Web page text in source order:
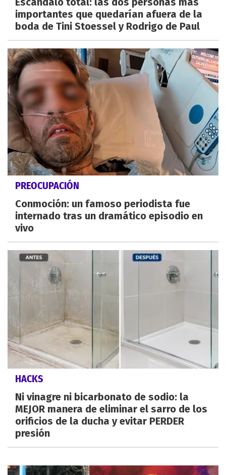
importantes que quedarían afuera de la
boda de Tini Stoessel y Rodrigo de Paul
PREOCUPACIÓN
Conmoción: un famoso periodista fue
internado tras un dramático episodio en
vivo
HACKS
Ni vinagre ni bicarbonato de sodio: la
MEJOR manera de eliminar el sarro de los
orificios de la ducha y evitar PERDER
presión